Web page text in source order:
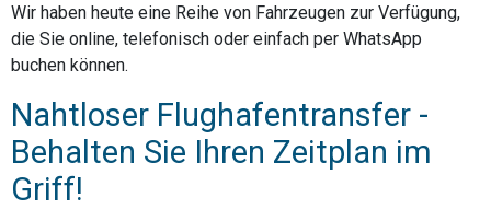
Wir haben heute eine Reihe von Fahrzeugen zur Verfügung,
die Sie online, telefonisch oder einfach per WhatsApp
buchen können.
Nahtloser Flughafentransfer -
Behalten Sie Ihren Zeitplan im
Griff!